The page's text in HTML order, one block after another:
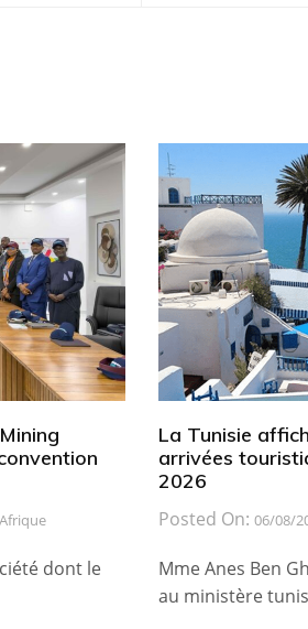
dont le
La Tunisie
arrivées
2026
Posted On: 06/08/
Mme Anes Ben
au ministère